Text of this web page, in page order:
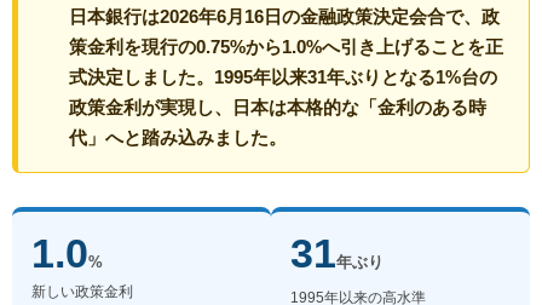
日本銀行は2026年6月16日の金融政策決定会合で、政
策金利を現行の0.75%から1.0%へ引き上げることを正
式決定しました。1995年以来31年ぶりとなる1%台の
政策金利が実現し、日本は本格的な「金利のある時
代」へと踏み込みました。
1.0%
新しい政策金利
31年ぶり
1995年以来の高水準